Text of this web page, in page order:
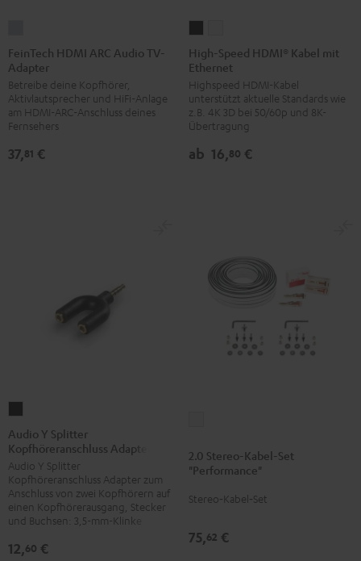
HDMI
ARC
Audio
TV-
Adapter
FeinTech HDMI ARC Audio TV-
Adapter
Betreibe deine Kopfhörer,
Aktivlautsprecher und HiFi-Anlage
am HDMI-ARC-Anschluss deines
Fernsehers
37,81 €
Speed
HDMI®
Kabel
mit
Ethernet
Speed
HDMI®
Kabel
mit
Ethernet
High-Speed HDMI® Kabel mit
Ethernet
Highspeed HDMI-Kabel
unterstützt aktuelle Standards wie
z.B. 4K 3D bei 50/60p und 8K-
Übertragung
ab 16,80 €
Y
Splitter
Kopfhöreranschluss
Adapter
Schwarz
Audio Y Splitter
Kopfhöreranschluss Adapter
Audio Y Splitter
Kopfhöreranschluss Adapter zum
Anschluss von zwei Kopfhörern auf
einen Kopfhörerausgang, Stecker
und Buchsen: 3,5-mm-Klinke
12,60 €
Kabel-
Set
"Performance"
2.0 Stereo-Kabel-Set
"Performance"
Stereo‑Kabel‑Set
75,62 €